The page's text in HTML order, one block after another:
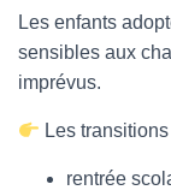
Les enfants
sensibles aux
imprévus.
Les
rentrée